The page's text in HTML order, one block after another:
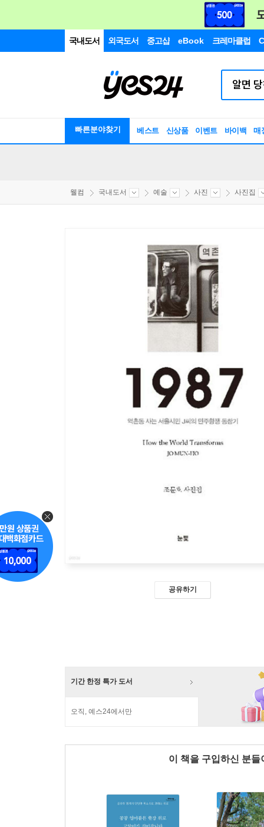
국내도서 외국도서 중고샵 eBook 크레마클럽
빠른분야찾기 베스트 신상품 이벤트 바이백 매
웰컴 국내도서 예술 사진 사진집
공유하기
기간 한정 특가 도서
오직, 예스24에서만
이 책을 구입하신 분